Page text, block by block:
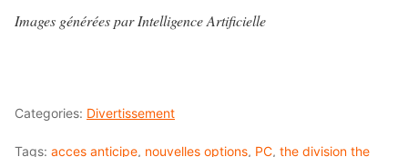
Images générées par Intelligence Artificielle
Categories: Divertissement
Tags: acces anticipe, nouvelles options, PC, the division the